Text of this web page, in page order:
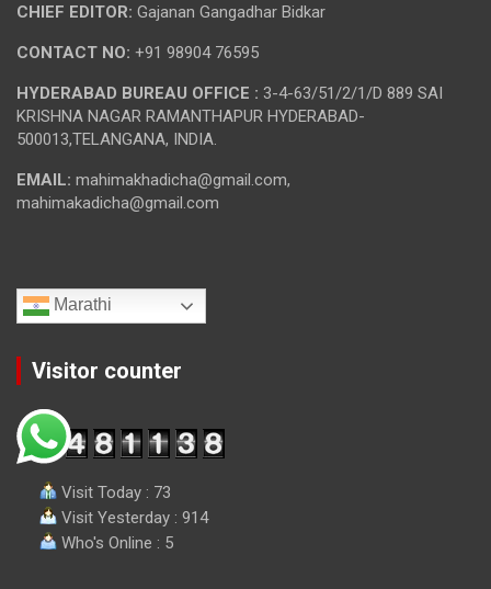
CHIEF EDITOR: Gajanan Gangadhar Bidkar
CONTACT NO: +91 98904 76595
HYDERABAD BUREAU OFFICE : 3-4-63/51/2/1/D 889 SAI
KRISHNA NAGAR RAMANTHAPUR HYDERABAD-
500013,TELANGANA, INDIA.
EMAIL: mahimakhadicha@gmail.com,
mahimakadicha@gmail.com
Marathi
Visitor counter
Visit Today : 73
Visit Yesterday : 914
Who's Online : 5